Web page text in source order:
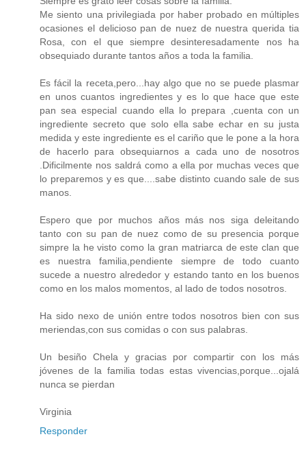
Me siento una privilegiada por haber probado en múltiples
ocasiones el delicioso pan de nuez de nuestra querida tia
Rosa, con el que siempre desinteresadamente nos ha
obsequiado durante tantos años a toda la familia.
Es fácil la receta,pero...hay algo que no se puede plasmar
en unos cuantos ingredientes y es lo que hace que este
pan sea especial cuando ella lo prepara ,cuenta con un
ingrediente secreto que solo ella sabe echar en su justa
medida y este ingrediente es el cariño que le pone a la hora
de hacerlo para obsequiarnos a cada uno de nosotros
.Dificilmente nos saldrá como a ella por muchas veces que
lo preparemos y es que....sabe distinto cuando sale de sus
manos.
Espero que por muchos años más nos siga deleitando
tanto con su pan de nuez como de su presencia porque
simpre la he visto como la gran matriarca de este clan que
es nuestra familia,pendiente siempre de todo cuanto
sucede a nuestro alrededor y estando tanto en los buenos
como en los malos momentos, al lado de todos nosotros.
Ha sido nexo de unión entre todos nosotros bien con sus
meriendas,con sus comidas o con sus palabras.
Un besiño Chela y gracias por compartir con los más
jóvenes de la familia todas estas vivencias,porque...ojalá
nunca se pierdan
Virginia
Responder